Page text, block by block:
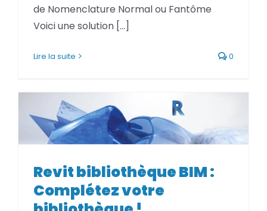
de Nomenclature Normal ou Fantôme
Voici une solution [...]
Lire la suite 0
Revit bibliothèque BIM :
Complétez votre bibliothèque !
Revit bibliothèque BIM :
Complétez votre